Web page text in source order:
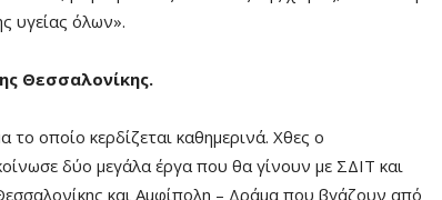
υγείας όλων».
Θεσσαλονίκης.
το οποίο κερδίζεται καθημερινά. Χθες ο
δύο μεγάλα έργα που θα γίνουν με ΣΔΙΤ και
και Αμφίπολη – Δράμα που βγάζουν από